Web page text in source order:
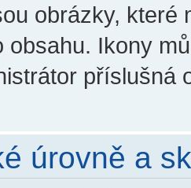
obrázky,
obsahu. Ikony
příslušná
úrovně a